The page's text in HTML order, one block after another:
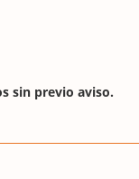
sin previo aviso.